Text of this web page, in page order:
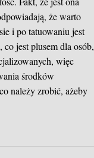
że warto
i po tatuowaniu jest
jest plusem dla osób,
więc
środków
należy zrobić, ażeby